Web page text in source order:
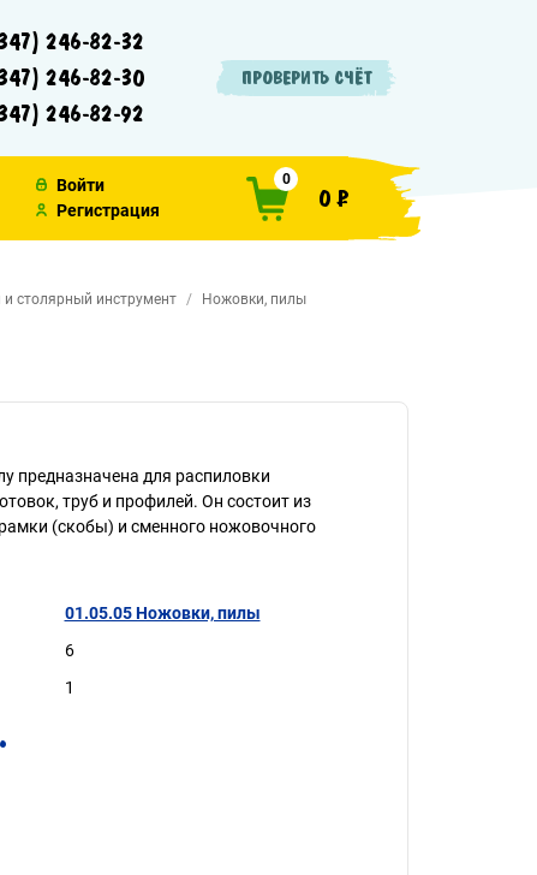
246-82-32
246-82-30
246-82-92
ПРОВЕРИТЬ СЧЁТ
Войти
Регистрация
0
0 ₽
столярный инструмент
Ножовки, пилы
предназначена для распиловки
труб и профилей. Он состоит из
(скобы) и сменного ножовочного
01.05.05 Ножовки, пилы
6
1